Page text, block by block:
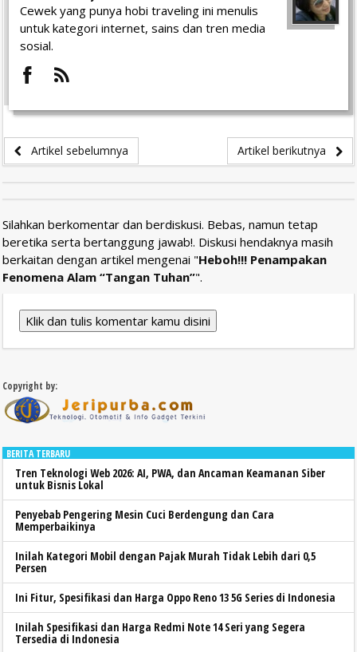
Cewek yang punya hobi traveling ini menulis
untuk kategori internet, sains dan tren media
sosial.
Artikel sebelumnya Artikel berikutnya
Silahkan berkomentar dan berdiskusi. Bebas, namun tetap
beretika serta bertanggung jawab!. Diskusi hendaknya masih
berkaitan dengan artikel mengenai "Heboh!!! Penampakan
Fenomena Alam “Tangan Tuhan”".
Klik dan tulis komentar kamu disini
Copyright by:
BERITA TERBARU
Tren Teknologi Web 2026: AI, PWA, dan Ancaman Keamanan Siber
untuk Bisnis Lokal
Penyebab Pengering Mesin Cuci Berdengung dan Cara
Memperbaikinya
Inilah Kategori Mobil dengan Pajak Murah Tidak Lebih dari 0,5
Persen
Ini Fitur, Spesifikasi dan Harga Oppo Reno 13 5G Series di Indonesia
Inilah Spesifikasi dan Harga Redmi Note 14 Seri yang Segera
Tersedia di Indonesia